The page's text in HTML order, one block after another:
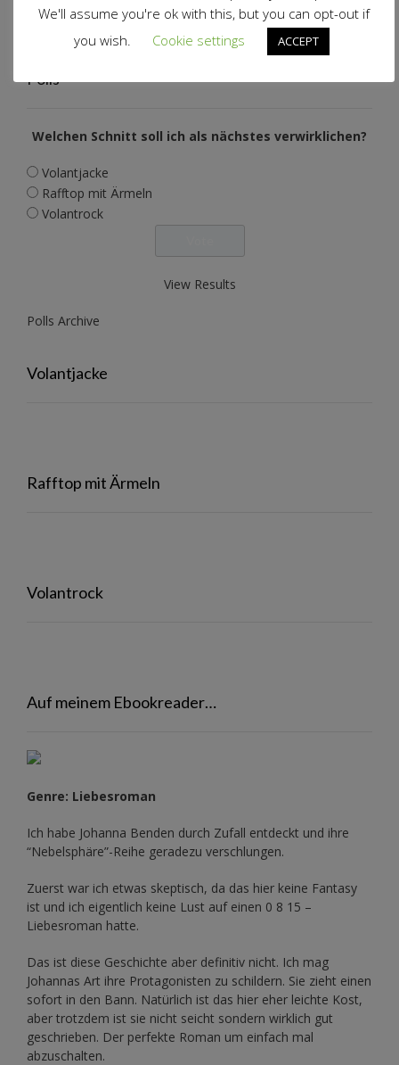
Alle Jahre wieder…
22. November 2022
Wollwalkanzug Pusteblume
17. November 2022
Polls
Welchen Schnitt soll ich als nächstes verwirklichen?
Volantjacke
Rafftop mit Ärmeln
Volantrock
View Results
Polls Archive
Volantjacke
Rafftop mit Ärmeln
Volantrock
Auf meinem Ebookreader…
Genre: Liebesroman
Ich habe Johanna Benden durch Zufall entdeckt und ihre
“Nebelsphäre”-Reihe geradezu verschlungen.
Zuerst war ich etwas skeptisch, da das hier keine Fantasy
ist und ich eigentlich keine Lust auf einen 0 8 15 –
Liebesroman hatte.
Das ist diese Geschichte aber definitiv nicht. Ich mag
Johannas Art ihre Protagonisten zu schildern. Sie zieht einen
sofort in den Bann. Natürlich ist das hier eher leichte Kost,
aber trotzdem ist sie nicht seicht sondern wirklich gut
geschrieben. Der perfekte Roman um einfach mal
abzuschalten.
We'll assume you're ok with this, but you can opt-out if
you wish.
Cookie settings ACCEPT